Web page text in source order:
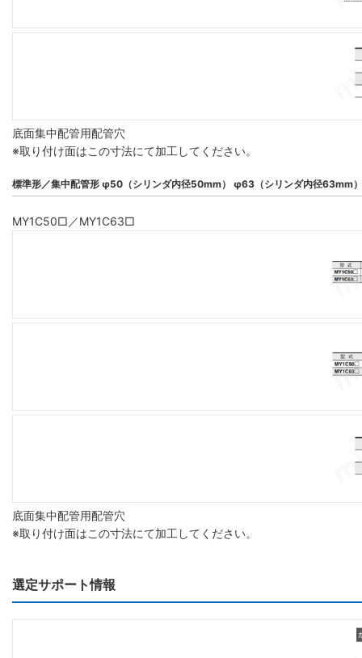
底面集中配管用配管穴
※取り付け面はこの寸法にて加工してください。
標準形／集中配管形 φ50（シリンダ内径50mm） φ63（シリンダ内径63mm）
MY1C50□／MY1C63□
底面集中配管用配管穴
※取り付け面はこの寸法にて加工してください。
選定サポート情報